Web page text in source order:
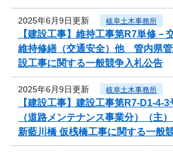
2025年6月9日更新 岐阜土木事務所
【建設工事】維持工事第R7単修
維持修繕（交通安全）他 管内県
設工事に関する一般競争入札公告
2025年6月9日更新 岐阜土木事務所
【建設工事】建設工事第R7-D1-
（道路メンテナンス事業分）（主
新藍川橋 仮桟橋工事に関する一般